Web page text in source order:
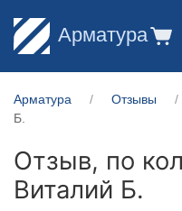
Арматура
Арматура Отзывы
Б.
Отзыв, по
Виталий Б.